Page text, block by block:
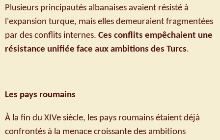
Plusieurs principautés albanaises avaient résisté à
l'expansion turque, mais elles demeuraient fragmentées
par des conflits internes. Ces conflits empêchaient une
résistance unifiée face aux ambitions des Turcs.
Les pays roumains
À la fin du XIVe siècle, les pays roumains étaient déjà
confrontés à la menace croissante des ambitions